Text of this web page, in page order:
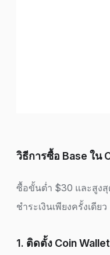
วิธีการซื้อ Base ใน
ซื้อขั้นต่ำ $30 และสูงสุ
ชำระเงินเพียงครั้งเดียว
1. ติดตั้ง Coin Wallet